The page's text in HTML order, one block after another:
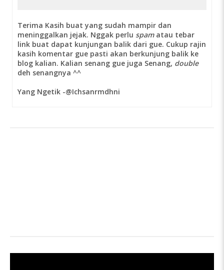
Terima Kasih buat yang sudah mampir dan
meninggalkan jejak. Nggak perlu spamatau tebar
link buat dapat kunjungan balik dari gue. Cukup rajin
kasih komentar gue pasti akan berkunjung balik ke
blog kalian. Kalian senang gue juga Senang, double
deh senangnya ^^
Yang Ngetik -@Ichsanrmdhni